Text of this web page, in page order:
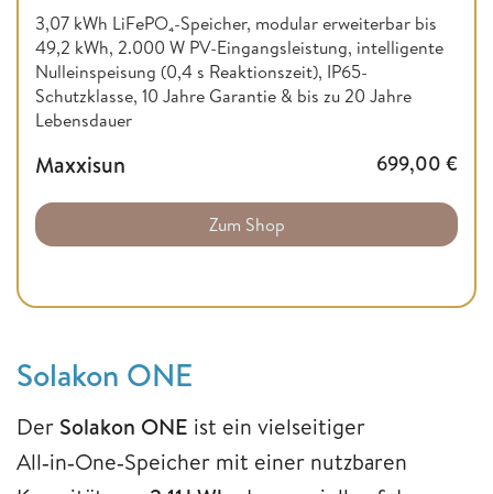
3,07 kWh LiFePO₄-Speicher, modular erweiterbar bis
49,2 kWh, 2.000 W PV-Eingangsleistung, intelligente
Nulleinspeisung (0,4 s Reaktionszeit), IP65-
Schutzklasse, 10 Jahre Garantie & bis zu 20 Jahre
Lebensdauer
Maxxisun 699,00 €
Zum Shop
Solakon ONE
Der Solakon ONE ist ein vielseitiger
All‑in‑One‑Speicher mit einer nutzbaren